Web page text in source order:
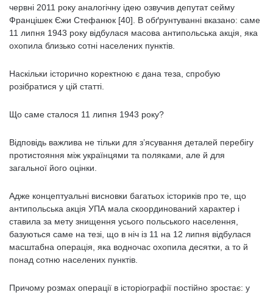
червні 2011 року аналогічну ідею озвучив депутат сейму
Францішек Єжи Стефанюк [40]. В обґрунтуванні вказано: саме
11 липня 1943 року відбулася масова антипольська акція, яка
охопила близько сотні населених пунктів.
Наскільки історично коректною є дана теза, спробую
розібратися у цій статті.
Що саме сталося 11 липня 1943 року?
Відповідь важлива не тільки для з’ясування деталей перебігу
протистояння між українцями та поляками, але й для
загальної його оцінки.
Адже концептуальні висновки багатьох істориків про те, що
антипольська акція УПА мала скоординований характер і
ставила за мету знищення усього польського населення,
базуються саме на тезі, що в ніч із 11 на 12 липня відбулася
масштабна операція, яка водночас охопила десятки, а то й
понад сотню населених пунктів.
Причому розмах операції в історіографії постійно зростає: у